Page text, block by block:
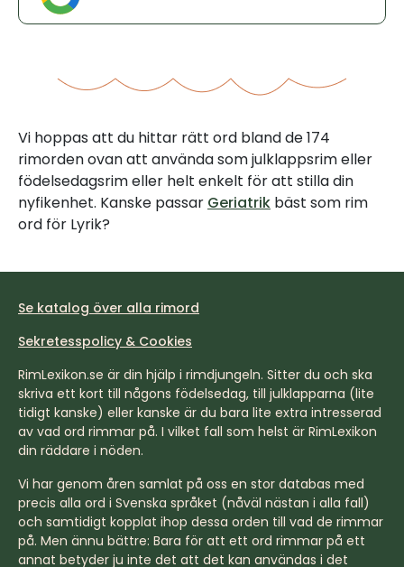
Vi hoppas att du hittar rätt ord bland de 174
rimorden ovan att använda som julklappsrim eller
födelsedagsrim eller helt enkelt för att stilla din
nyfikenhet. Kanske passar Geriatrik bäst som rim
ord för Lyrik?
Se katalog över alla rimord
Sekretesspolicy & Cookies
RimLexikon.se är din hjälp i rimdjungeln. Sitter du och ska
skriva ett kort till någons födelsedag, till julklapparna (lite
tidigt kanske) eller kanske är du bara lite extra intresserad
av vad ord rimmar på. I vilket fall som helst är RimLexikon
din räddare i nöden.
Vi har genom åren samlat på oss en stor databas med
precis alla ord i Svenska språket (nåväl nästan i alla fall)
och samtidigt kopplat ihop dessa orden till vad de rimmar
på. Men ännu bättre: Bara för att ett ord rimmar på ett
annat betyder ju inte det att det kan användas i det